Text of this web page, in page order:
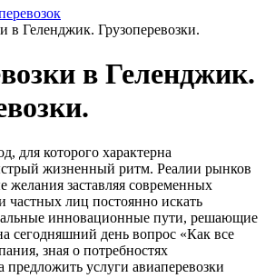
в Геленджик. Грузоперевозки.
в Геленджик.
для которого характерна
жизненный ритм. Реалии рынков
желания заставляя современных
частных лиц постоянно искать
инновационные пути, решающие
сегодняшний день вопрос «Как все
зная о потребностях
предложить услуги авиаперевозки